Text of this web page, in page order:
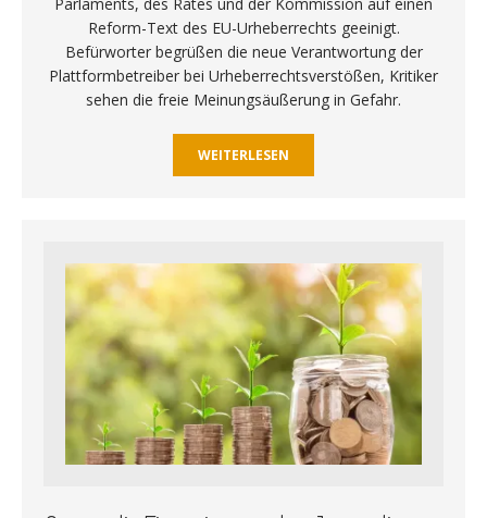
Parlaments, des Rates und der Kommission auf einen
Reform-Text des EU-Urheberrechts geeinigt.
Befürworter begrüßen die neue Verantwortung der
Plattformbetreiber bei Urheberrechtsverstößen, Kritiker
sehen die freie Meinungsäußerung in Gefahr.
WEITERLESEN